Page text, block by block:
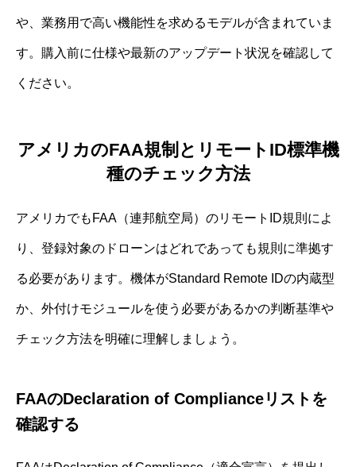
や、業務用で高い機能性を求めるモデルが含まれていま
す。購入前に仕様や最新のアップデート状況を確認して
ください。
アメリカのFAA規制とリモートID標準機
種のチェック方法
アメリカでもFAA（連邦航空局）のリモートID規則によ
り、登録対象のドローンはどれであっても規則に準拠す
る必要があります。機体がStandard Remote IDの内蔵型
か、外付けモジュールを使う必要があるかの判断基準や
チェック方法を明確に理解しましょう。
FAAのDeclaration of Complianceリストを
確認する